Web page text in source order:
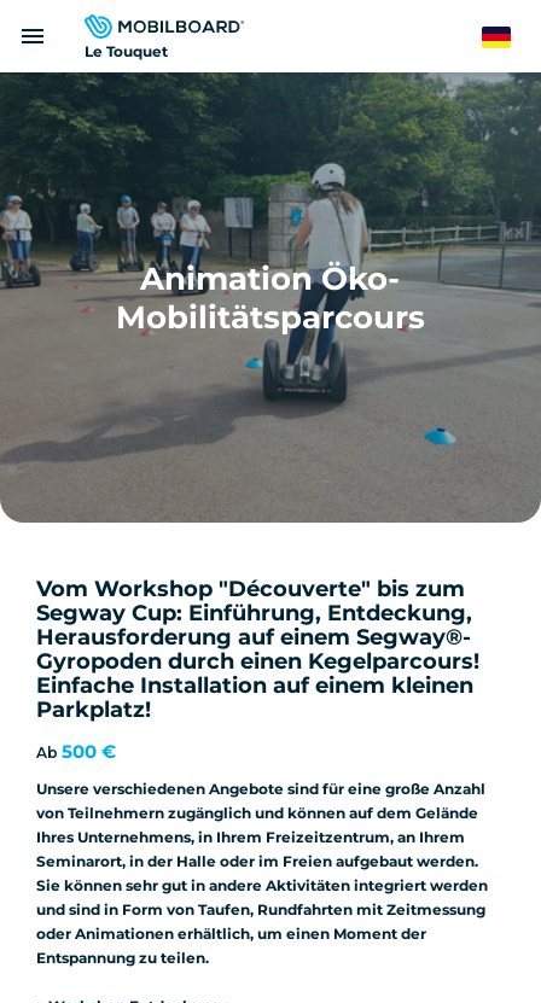
zum
Le Touquet
menu German
Animation Öko-
Mobilitätsparcours
Vom Workshop "Découverte" bis zum
Segway Cup: Einführung, Entdeckung,
Herausforderung auf einem Segway®-
Gyropoden durch einen Kegelparcours!
Einfache Installation auf einem kleinen
Parkplatz!
Ab 500 €
Unsere verschiedenen Angebote sind für eine große Anzahl
von Teilnehmern zugänglich und können auf dem Gelände
Ihres Unternehmens, in Ihrem Freizeitzentrum, an Ihrem
Seminarort, in der Halle oder im Freien aufgebaut werden.
Sie können sehr gut in andere Aktivitäten integriert werden
und sind in Form von Taufen, Rundfahrten mit Zeitmessung
oder Animationen erhältlich, um einen Moment der
Entspannung zu teilen.